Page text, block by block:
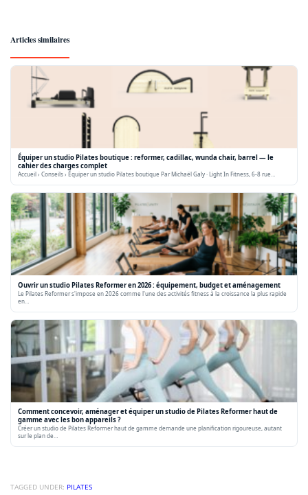
Articles similaires
Équiper un studio Pilates boutique : reformer, cadillac, wunda chair, barrel — le
cahier des charges complet
Accueil › Conseils › Équiper un studio Pilates boutique Par Michaël Galy · Light In Fitness, 6-8 rue…
Ouvrir un studio Pilates Reformer en 2026 : équipement, budget et aménagement
Le Pilates Reformer s'impose en 2026 comme l'une des activités fitness à la croissance la plus rapide
en…
Comment concevoir, aménager et équiper un studio de Pilates Reformer haut de
gamme avec les bon appareils ?
Créer un studio de Pilates Reformer haut de gamme demande une planification rigoureuse, autant
sur le plan de…
TAGGED UNDER: PILATES